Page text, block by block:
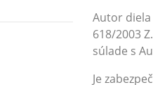
Autor diela
618/2003
súlade s
Je